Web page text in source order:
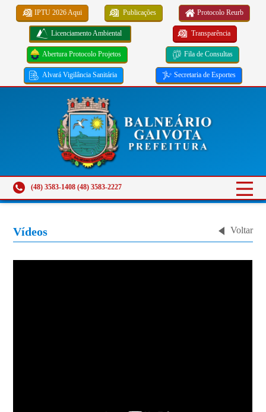
IPTU 2026 Aqui Publicações Protocolo Reurb
Licenciamento Ambiental Transparência
Abertura Protocolo Projetos Fila de Consultas
Alvará Vigilância Sanitária Secretaria de Esportes
(48) 3583-1408 (48) 3583-2227
Voltar
Vídeos